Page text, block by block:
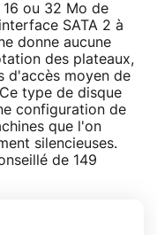
16 ou 32 Mo de
SATA 2 à
donne aucune
des plateaux,
d'accès moyen de
type de disque
configuration de
que l'on
silencieuses.
de 149